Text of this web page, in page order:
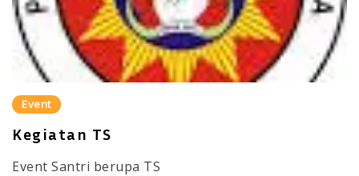
Event
Kegiatan TS
Event Santri berupa TS